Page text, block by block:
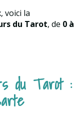
voici la
du Tarot, de 0 à
du Tarot :